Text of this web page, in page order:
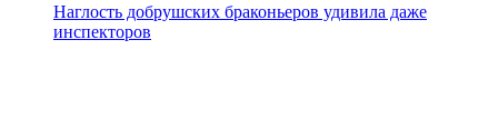
Наглость добрушских браконьеров удивила даже
инспекторов